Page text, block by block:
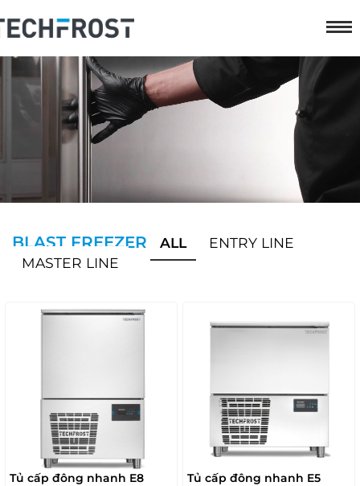
BLAST FREEZER ALL
ENTRY LINE
MASTER LINE
Tủ cấp đông nhanh E8 Tủ cấp đông nhanh E5